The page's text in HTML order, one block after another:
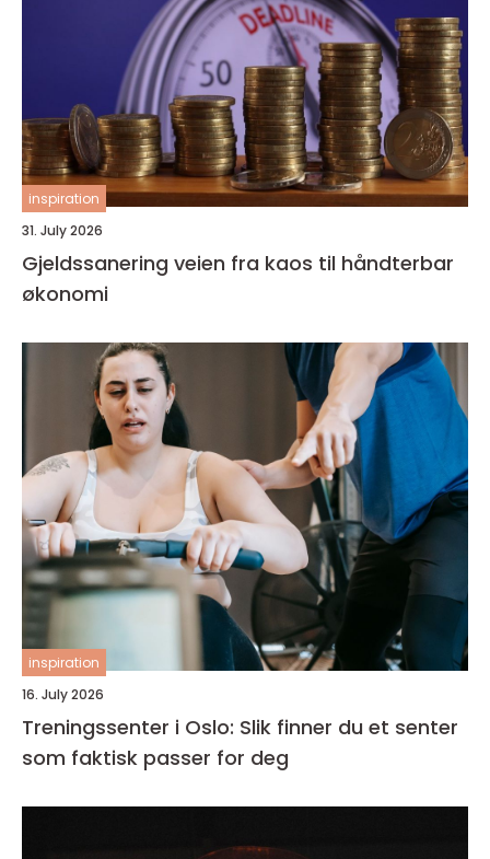
inspiration
31. July 2026
Gjeldssanering veien fra kaos til håndterbar
økonomi
inspiration
16. July 2026
Treningssenter i Oslo: Slik finner du et senter
som faktisk passer for deg